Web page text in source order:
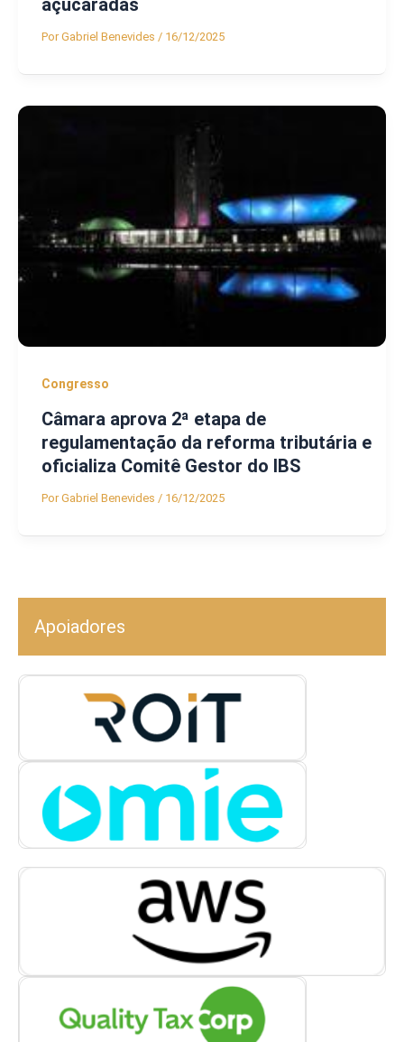
açucaradas
PorGabriel Benevides / 16/12/2025
Congresso
Câmara aprova 2ª etapa de
regulamentação da reforma tributária e
oficializa Comitê Gestor do IBS
PorGabriel Benevides / 16/12/2025
Apoiadores